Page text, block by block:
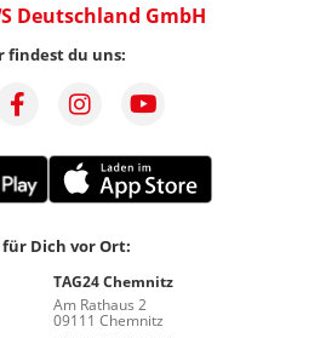
Deutschland GmbH
findest du uns:
Dich vor Ort:
TAG24 Chemnitz
Am Rathaus 2
09111 Chemnitz